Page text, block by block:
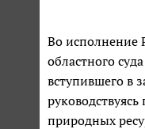
Во исполнение
областного
вступившего в
природных